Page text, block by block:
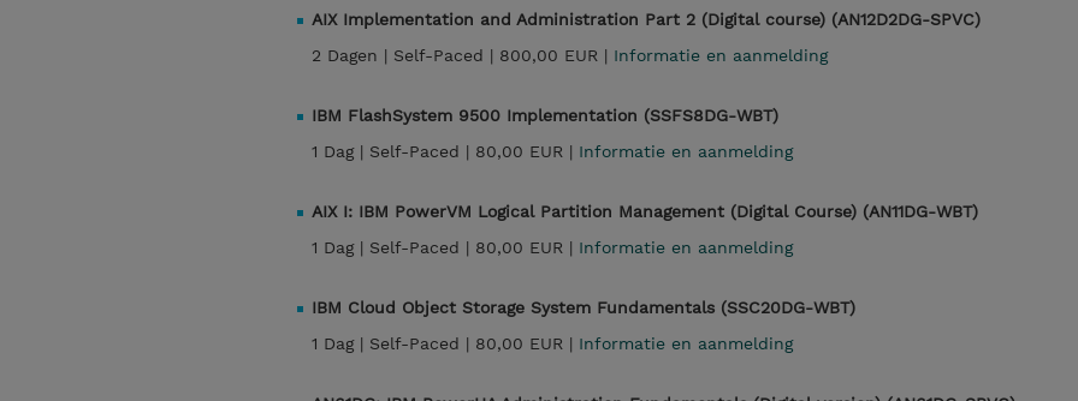
AIX Implementation and Administration Part 2 (Digital course) (AN12D2DG-SPVC)
2 Dagen | Self-Paced | 800,00 EUR | Informatie en aanmelding
IBM FlashSystem 9500 Implementation (SSFS8DG-WBT)
1 Dag | Self-Paced | 80,00 EUR | Informatie en aanmelding
AIX I: IBM PowerVM Logical Partition Management (Digital Course) (AN11DG-WBT)
1 Dag | Self-Paced | 80,00 EUR | Informatie en aanmelding
IBM Cloud Object Storage System Fundamentals (SSC20DG-WBT)
1 Dag | Self-Paced | 80,00 EUR | Informatie en aanmelding